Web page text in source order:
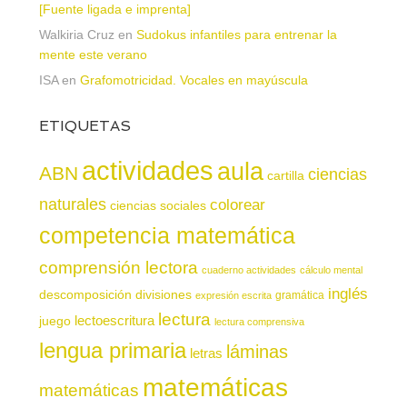
[Fuente ligada e imprenta]
Walkiria Cruz en Sudokus infantiles para entrenar la
mente este verano
ISAen Grafomotricidad. Vocales en mayúscula
ETIQUETAS
ABN actividadesaula cartilla ciencias
naturales ciencias sociales colorear
competencia matemática
comprensión lectora cuaderno actividades cálculo mental
descomposición divisiones expresión escrita gramática inglés
juego lectoescritura lectura lectura comprensiva
lengua primaria letras láminas
matemáticas matemáticas